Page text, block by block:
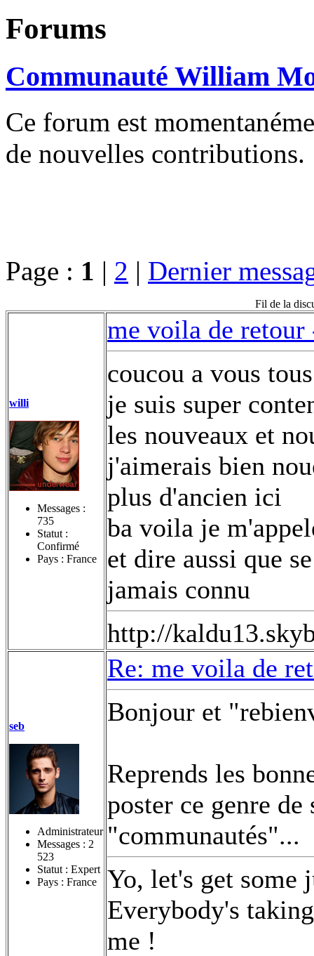
Forums
Communauté William
Ce forum est
de nouvelles contributions.
Page : 1 | 2 | Dernier
Fil de la
willi
Messages :
735
Statut :
Confirmé
Pays : France
me voila de
coucou a vous tous
je suis super
les nouveaux et
j'aimerais bien
plus d'ancien ici
ba voila je
et dire aussi que
jamais connu
http://
seb
Administrateur
Messages : 2
523
Statut : Expert
Pays : France
Re: me voila de
Bonjour et
Reprends les
poster ce genre
"communautés"...
Yo, let's get some
Everybody's
me !